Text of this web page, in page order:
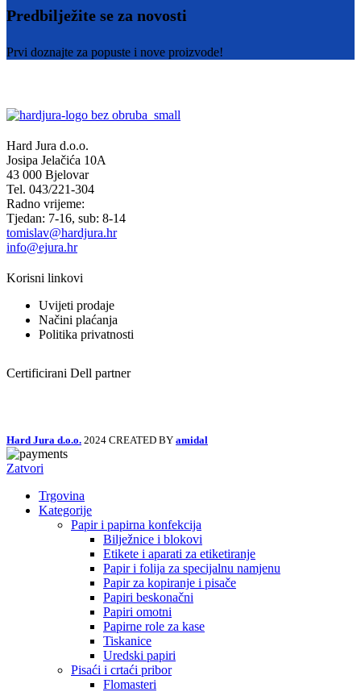
Predbilježite se za novosti
Prvi doznajte za popuste i nove proizvode!
Hard Jura d.o.o.
Josipa Jelačića 10A
43 000 Bjelovar
Tel. 043/221-304
Radno vrijeme:
Tjedan: 7-16, sub: 8-14
tomislav@hardjura.hr
info@ejura.hr
Korisni linkovi
Uvijeti prodaje
Načini plaćanja
Politika privatnosti
Certificirani Dell partner
Hard Jura d.o.o. 2024 CREATED BY amidal
Zatvori
Trgovina
Kategorije
Papir i papirna konfekcija
Bilježnice i blokovi
Etikete i aparati za etiketiranje
Papir i folija za specijalnu namjenu
Papir za kopiranje i pisače
Papiri beskonačni
Papiri omotni
Papirne role za kase
Tiskanice
Uredski papiri
Pisaći i crtaći pribor
Flomasteri